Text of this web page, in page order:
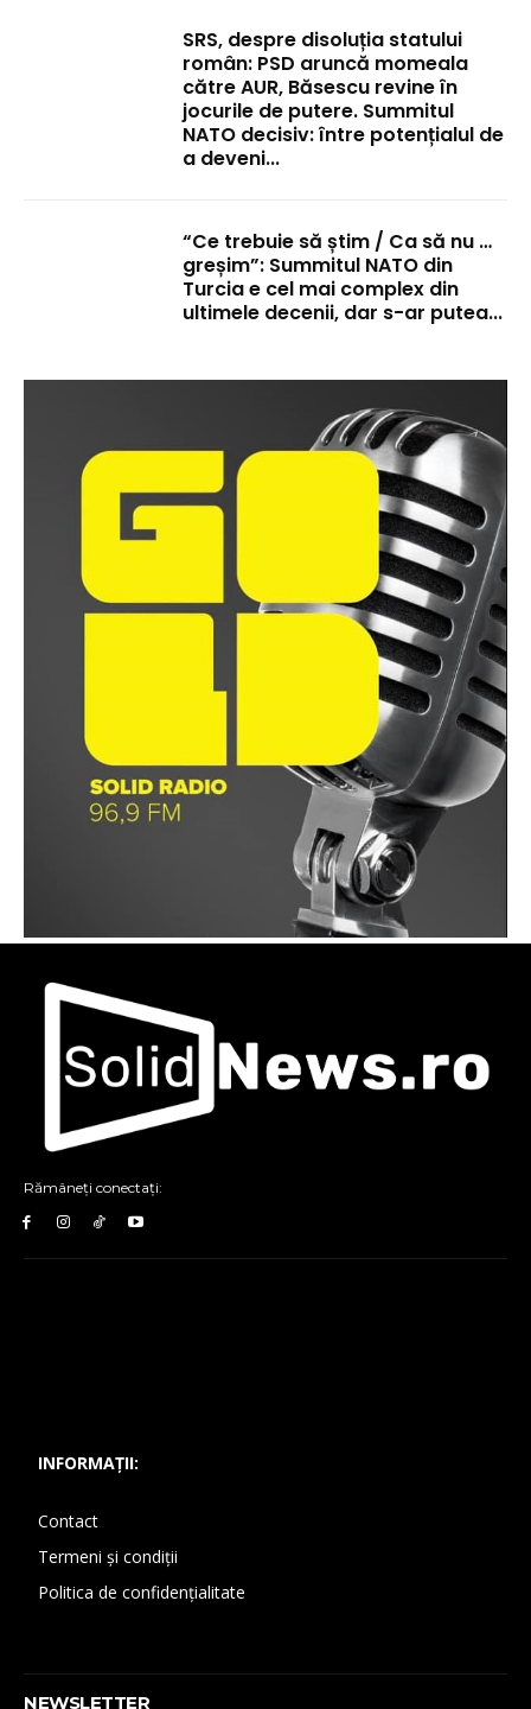
SRS, despre disoluția statului
român: PSD aruncă momeala
către AUR, Băsescu revine în
jocurile de putere. Summitul
NATO decisiv: între potențialul de
a deveni...
“Ce trebuie să știm / Ca să nu …
greșim”: Summitul NATO din
Turcia e cel mai complex din
ultimele decenii, dar s-ar putea...
Rămâneți conectați:
INFORMAȚII:
Contact
Termeni și condiții
Politica de confidențialitate
NEWSLETTER